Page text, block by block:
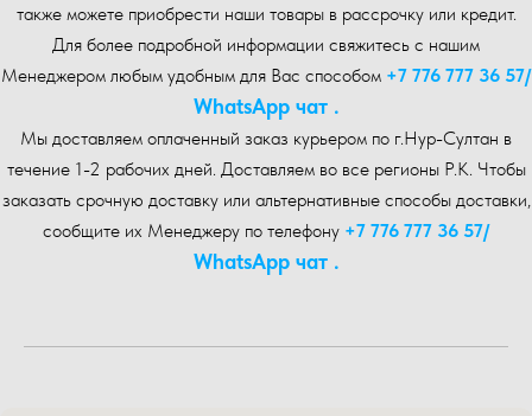
также можете приобрести наши товары в рассрочку или кредит.
Для более подробной информации свяжитесь с нашим
Менеджером любым удобным для Вас способом +7 776 777 36 57/
WhatsA pp чат .
Мы доставляем оплаченный заказ курьером по г.Нур-Cултан в
течение 1-2 рабочих дней. Доставляем во все регионы Р.К. Чтобы
заказать срочную доставку или альтернативные способы доставки,
сообщите их Менеджеру по телефону +7 776 777 36 57/
WhatsA pp чат .